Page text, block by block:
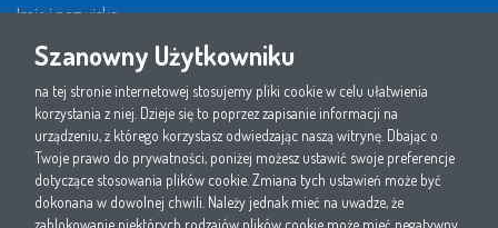
Szanowny Użytkowniku
na tej stronie internetowej stosujemy pliki cookie w celu ułatwienia
korzystania z niej. Dzieje się to poprzez zapisanie informacji na
urządzeniu, z którego korzystasz odwiedzając naszą witrynę. Dbając o
Twoje prawo do prywatności, poniżej możesz ustawić swoje preferencje
dotyczące stosowania plików cookie. Zmiana tych ustawień może być
dokonana w dowolnej chwili. Należy jednak mieć na uwadze, że
zablokowanie niektórych rodzajów plików cookie może mieć negatywny